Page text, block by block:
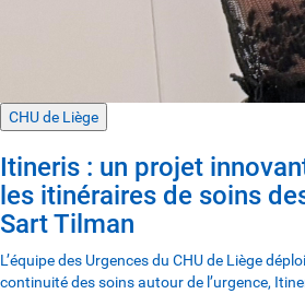
CHU de Liège
Itineris : un projet
les itinéraires de soins
Sart Tilman
L’équipe des Urgences du CHU de Liège
continuité des soins autour de l’urgence,